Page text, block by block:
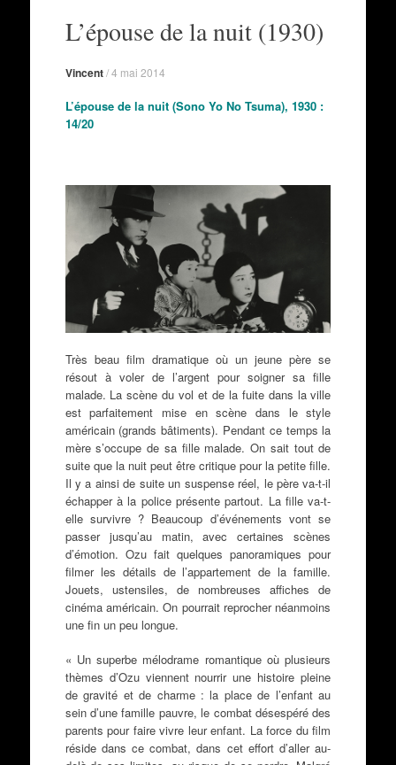
contenuL’épouse de la nuit (1930)
Vincent/4 mai 2014
L’épouse de la nuit (Sono Yo No Tsuma), 1930 :
14/20
Très beau film dramatique où un jeune père se
résout à voler de l’argent pour soigner sa fille
malade. La scène du vol et de la fuite dans la ville
est parfaitement mise en scène dans le style
américain (grands bâtiments). Pendant ce temps la
mère s’occupe de sa fille malade. On sait tout de
suite que la nuit peut être critique pour la petite fille.
Il y a ainsi de suite un suspense réel, le père va-t-il
échapper à la police présente partout. La fille va-t-
elle survivre ? Beaucoup d’événements vont se
passer jusqu’au matin, avec certaines scènes
d’émotion. Ozu fait quelques panoramiques pour
filmer les détails de l’appartement de la famille.
Jouets, ustensiles, de nombreuses affiches de
cinéma américain. On pourrait reprocher néanmoins
une fin un peu longue.
« Un superbe mélodrame romantique où plusieurs
thèmes d’Ozu viennent nourrir une histoire pleine
de gravité et de charme : la place de l’enfant au
sein d’une famille pauvre, le combat désespéré des
parents pour faire vivre leur enfant. La force du film
réside dans ce combat, dans cet effort d’aller au-